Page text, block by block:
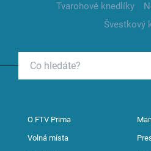
Tvarohové knedlíky
Švestkový
O FTV Prima
Volná místa